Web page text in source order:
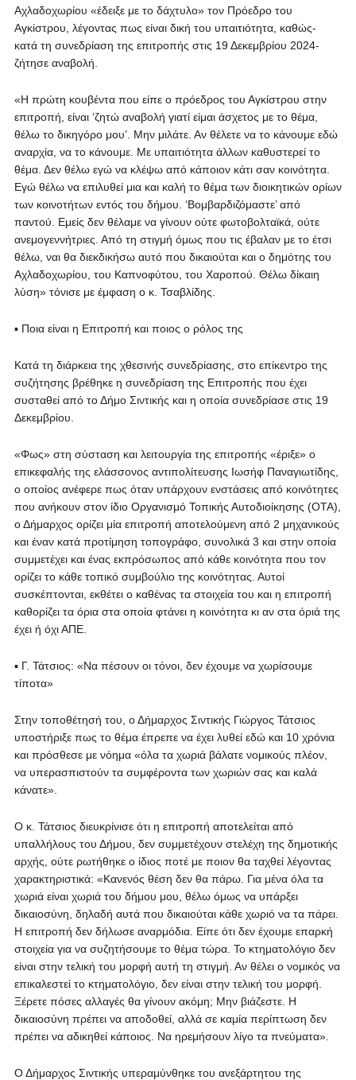
Αχλαδοχωρίου «έδειξε με το δάχτυλο» τον Πρόεδρο του
Αγκίστρου, λέγοντας πως είναι δική του υπαιτιότητα, καθώς-
κατά τη συνεδρίαση της επιτροπής στις 19 Δεκεμβρίου 2024-
ζήτησε αναβολή.
«Η πρώτη κουβέντα που είπε ο πρόεδρος του Αγκίστρου στην
επιτροπή, είναι ‘ζητώ αναβολή γιατί είμαι άσχετος με το θέμα,
θέλω το δικηγόρο μου’. Μην μιλάτε. Αν θέλετε να το κάνουμε εδώ
αναρχία, να το κάνουμε. Με υπαιτιότητα άλλων καθυστερεί το
θέμα. Δεν θέλω εγώ να κλέψω από κάποιον κάτι σαν κοινότητα.
Εγώ θέλω να επιλυθεί μια και καλή το θέμα των διοικητικών ορίων
των κοινοτήτων εντός του δήμου. ‘Βομβαρδιζόμαστε’ από
παντού. Εμείς δεν θέλαμε να γίνουν ούτε φωτοβολταϊκά, ούτε
ανεμογεννήτριες. Από τη στιγμή όμως που τις έβαλαν με το έτσι
θέλω, ναι θα διεκδικήσω αυτό που δικαιούται και ο δημότης του
Αχλαδοχωρίου, του Καπνοφύτου, του Χαροπού. Θέλω δίκαιη
λύση» τόνισε με έμφαση ο κ. Τσαβλίδης.
▪ Ποια είναι η Επιτροπή και ποιος ο ρόλος της
Κατά τη διάρκεια της χθεσινής συνεδρίασης, στο επίκεντρο της
συζήτησης βρέθηκε η συνεδρίαση της Επιτροπής που έχει
συσταθεί από το Δήμο Σιντικής και η οποία συνεδρίασε στις 19
Δεκεμβρίου.
«Φως» στη σύσταση και λειτουργία της επιτροπής «έριξε» ο
επικεφαλής της ελάσσονος αντιπολίτευσης Ιωσήφ Παναγιωτίδης,
ο οποίος ανέφερε πως όταν υπάρχουν ενστάσεις από κοινότητες
που ανήκουν στον ίδιο Οργανισμό Τοπικής Αυτοδιοίκησης (ΟΤΑ),
ο Δήμαρχος ορίζει μία επιτροπή αποτελούμενη από 2 μηχανικούς
και έναν κατά προτίμηση τοπογράφο, συνολικά 3 και στην οποία
συμμετέχει και ένας εκπρόσωπος από κάθε κοινότητα που τον
ορίζει το κάθε τοπικό συμβούλιο της κοινότητας. Αυτοί
συσκέπτονται, εκθέτει ο καθένας τα στοιχεία του και η επιτροπή
καθορίζει τα όρια στα οποία φτάνει η κοινότητα κι αν στα όριά της
έχει ή όχι ΑΠΕ.
▪ Γ. Τάτσιος: «Να πέσουν οι τόνοι, δεν έχουμε να χωρίσουμε
τίποτα»
Στην τοποθέτησή του, ο Δήμαρχος Σιντικής Γιώργος Τάτσιος
υποστήριξε πως το θέμα έπρεπε να έχει λυθεί εδώ και 10 χρόνια
και πρόσθεσε με νόημα «όλα τα χωριά βάλατε νομικούς πλέον,
να υπερασπιστούν τα συμφέροντα των χωριών σας και καλά
κάνατε».
Ο κ. Τάτσιος διευκρίνισε ότι η επιτροπή αποτελείται από
υπαλλήλους του Δήμου, δεν συμμετέχουν στελέχη της δημοτικής
αρχής, ούτε ρωτήθηκε ο ίδιος ποτέ με ποιον θα ταχθεί λέγοντας
χαρακτηριστικά: «Κανενός θέση δεν θα πάρω. Για μένα όλα τα
χωριά είναι χωριά του δήμου μου, θέλω όμως να υπάρξει
δικαιοσύνη, δηλαδή αυτά που δικαιούται κάθε χωριό να τα πάρει.
Η επιτροπή δεν δήλωσε αναρμόδια. Είπε ότι δεν έχουμε επαρκή
στοιχεία για να συζητήσουμε το θέμα τώρα. Το κτηματολόγιο δεν
είναι στην τελική του μορφή αυτή τη στιγμή. Αν θέλει ο νομικός να
επικαλεστεί το κτηματολόγιο, δεν είναι στην τελική του μορφή.
Ξέρετε πόσες αλλαγές θα γίνουν ακόμη; Μην βιάζεστε. Η
δικαιοσύνη πρέπει να αποδοθεί, αλλά σε καμία περίπτωση δεν
πρέπει να αδικηθεί κάποιος. Να ηρεμήσουν λίγο τα πνεύματα».
Ο Δήμαρχος Σιντικής υπεραμύνθηκε του ανεξάρτητου της